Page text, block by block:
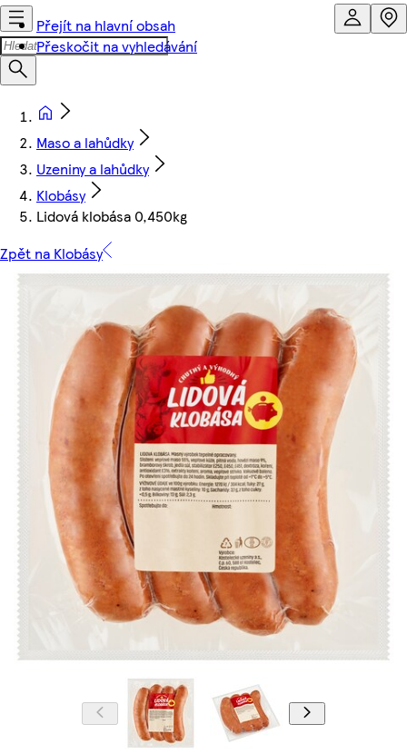
Přejít na hlavní obsah
Přeskočit na vyhledávání
Maso a lahůdky
Uzeniny a lahůdky
Klobásy
Lidová klobása 0,450kg
Zpět na Klobásy